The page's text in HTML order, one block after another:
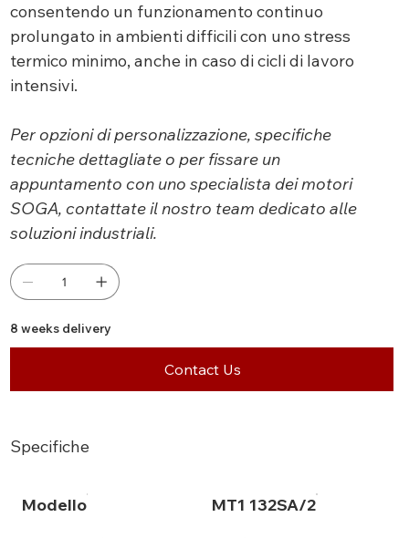
consentendo un funzionamento continuo
prolungato in ambienti difficili con uno stress
termico minimo, anche in caso di cicli di lavoro
intensivi.
Per opzioni di personalizzazione, specifiche
tecniche dettagliate o per fissare un
appuntamento con uno specialista dei motori
SOGA, contattate il nostro team dedicato alle
soluzioni industriali.
8 weeks delivery
Contact Us
Specifiche
Modello MT1 132SA/2